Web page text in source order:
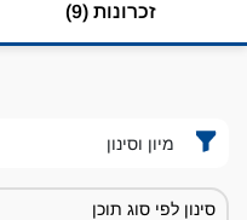
זכרונות (9)
מיון וסינון
סינון לפי סוג תוכן